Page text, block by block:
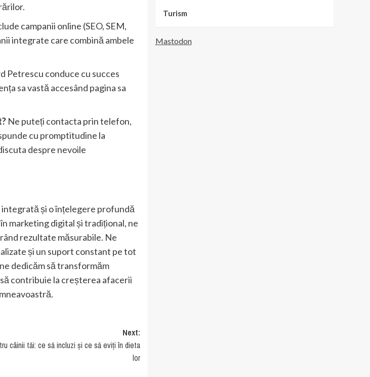
campanii online (SEO, SEM,
integrate care combină ambele
Petrescu conduce cu succes
sa vastă accesând pagina sa
Ne puteți contacta prin telefon,
cu promptitudine la
despre nevoile
și o înțelegere profundă
marketing digital și tradițional, ne
rezultate măsurabile. Ne
și un suport constant pe tot
dedicăm să transformăm
contribuie la creșterea afacerii
Next:
câinii tăi: ce să incluzi și ce să eviți în dieta
lor
Turism
Mastodon